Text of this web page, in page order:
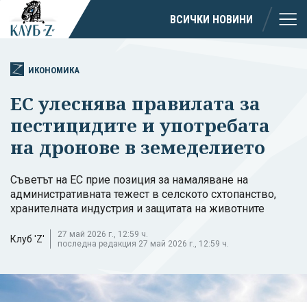
ВСИЧКИ НОВИНИ
ИКОНОМИКА
ЕС улеснява правилата за
пестицидите и употребата
на дронове в земеделието
Съветът на ЕС прие позиция за намаляване на
административната тежест в селското схтопанство,
хранителната индустрия и защитата на животните
Клуб 'Z'
27 май 2026 г., 12:59 ч.
последна редакция 27 май 2026 г., 12:59 ч.